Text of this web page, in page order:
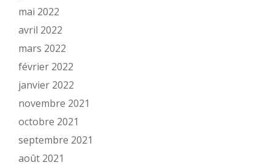
mai 2022
avril 2022
mars 2022
février 2022
janvier 2022
novembre 2021
octobre 2021
septembre 2021
août 2021